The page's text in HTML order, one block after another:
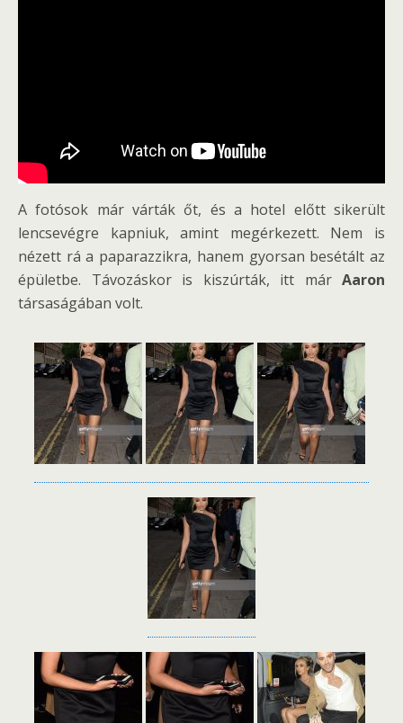
A fotósok már várták őt, és a hotel előtt sikerült
lencsevégre kapniuk, amint megérkezett. Nem is
nézett rá a paparazzikra, hanem gyorsan besétált az
épületbe. Távozáskor is kiszúrták, itt már Aaron
társaságában volt.